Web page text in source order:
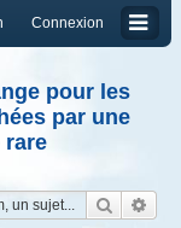
Connexion
pour les
par une
rare